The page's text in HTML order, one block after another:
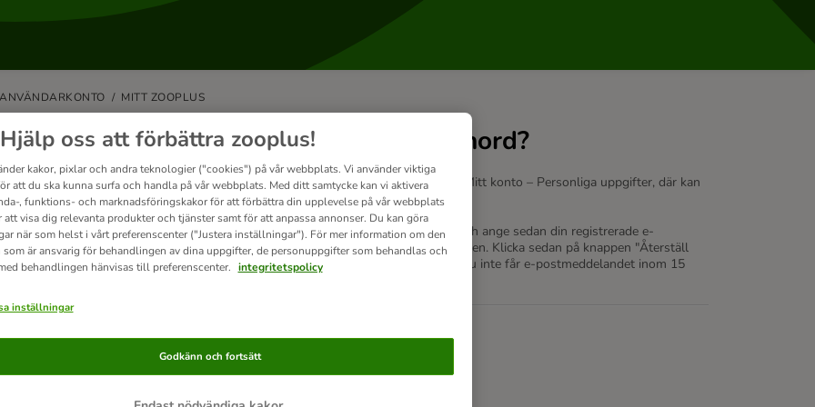
ANVÄNDARKONTO MITT ZOOPLUS
kan jag ändra eller återställa mitt lösenord?
ändra ditt lösenord, vänligen logga in på ditt “Mitt zooplus”kundkonto och gå till Mitt konto – Personliga uppgifter, där kan
ditt lösenord.
inte kommer ihåg ditt lösenord, klicka på "Glömt lösenord?" påinloggningssidan
och ange sedan din registrerade e-
och se till att det inte finns några extra mellanslag före eller efter e-postadressen. Klicka sedan på knappen "Återställ
Vi kommer att skicka ett e-postmeddelande för återställning av lösenord. Om du inte får e-postmeddelandet inom 15
artiklar
Hjälp oss att förbättra zooplus!
kakor, pixlar och andra teknologier ("cookies") på vår webbplats. Vi använder viktiga
att du ska kunna surfa och handla på vår webbplats. Med ditt samtycke kan vi aktivera
, funktions- och marknadsföringskakor för att förbättra din upplevelse på vår webbplats
att visa dig relevanta produkter och tjänster samt för att anpassa annonser. Du kan göra
när som helst i vårt preferenscenter ("Justera inställningar"). För mer information om den
som är ansvarig för behandlingen av dina uppgifter, de personuppgifter som behandlas och
behandlingen hänvisas till preferenscenter. integritetspolicy
inställningar
Godkänn och fortsätt